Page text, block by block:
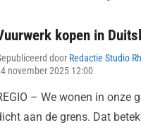
kopen in
door Redactie Studio
november 2025 12:00
– We wonen in onze
aan de grens. Dat